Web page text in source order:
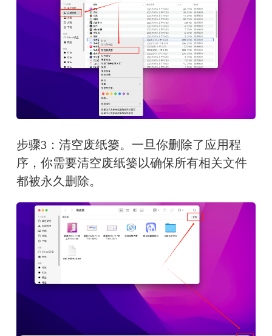
步骤3：清空废纸篓。一旦你删除了应用程
序，你需要清空废纸篓以确保所有相关文件
都被永久删除。